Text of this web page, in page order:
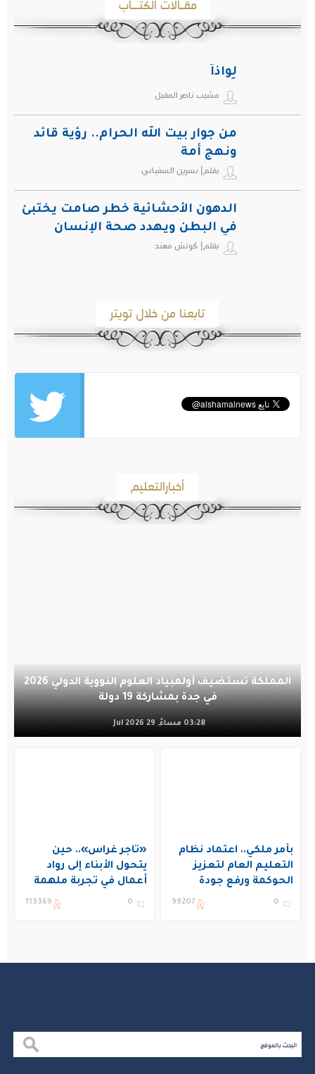
مقـالات الكتـّـاب
لِواذاً
مشبب ناصر المقبل
من جوار بيت الله الحرام.. رؤية قائد
ونهج أمة
بقلم| نسرين السفياني
الدهون الأحشائية خطر صامت يختبئ
في البطن ويهدد صحة الإنسان
بقلم| كوتش مهند
تابعنا من خلال تويتر
أخبارالتعليم
المملكة تستضيف أولمبياد العلوم النووية الدولي 2026
في جدة بمشاركة 19 دولة
03:28 مساءً, 29 Jul 2026
بأمر ملكي.. اعتماد نظام
التعليم العام لتعزيز
الحوكمة ورفع جودة
التعليم في المملكة
0
99207
«تاجر غراس».. حين
يتحول الأبناء إلى رواد
أعمال في تجربة ملهمة
بنادي غراس الصيفي
0
113369